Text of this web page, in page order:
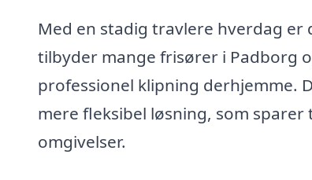
Med en stadig travlere hverdag
tilbyder mange frisører i Padborg
professionel klipning derhjemme.
mere fleksibel løsning, som
omgivelser.